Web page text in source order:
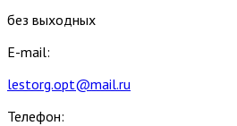
без выходных
E-mail:
lestorg.opt@mail.ru
Телефон: